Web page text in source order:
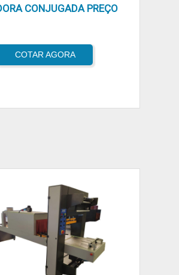
CONJUGADA PREÇO
COTAR AGORA